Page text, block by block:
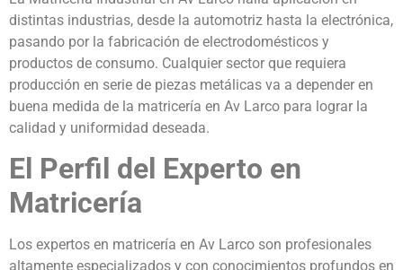
distintas industrias, desde la automotriz hasta la electrónica,
pasando por la fabricación de electrodomésticos y
productos de consumo. Cualquier sector que requiera
producción en serie de piezas metálicas va a depender en
buena medida de la matricería en Av Larco para lograr la
calidad y uniformidad deseada.
El Perfil del Experto en
Matricería
Los expertos en matricería en Av Larco son profesionales
altamente especializados y con conocimientos profundos en